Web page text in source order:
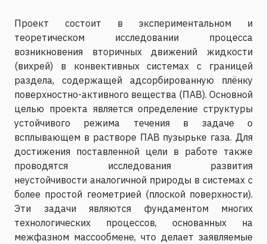
Проект состоит в экспериментальном и
теоретическом исследовании процесса
возникновения вторичных движений жидкости
(вихрей) в конвективных системах с границей
раздела, содержащей адсорбированную плёнку
поверхностно-активного вещества (ПАВ). Основной
целью проекта является определение структуры
устойчивого режима течения в задаче о
всплывающем в растворе ПАВ пузырьке газа. Для
достижения поставленной цели в работе также
проводятся исследования развития
неустойчивости аналогичной природы в системах с
более простой геометрией (плоской поверхности).
Эти задачи являются фундаментом многих
технологических процессов, основанных на
межфазном массообмене, что делает заявляемые